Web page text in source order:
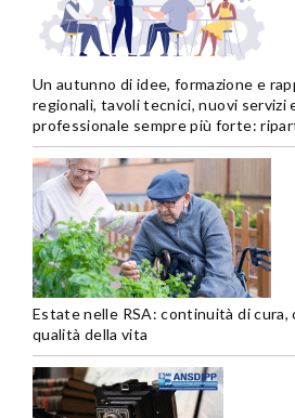
Un autunno di idee, formazione e
regionali, tavoli tecnici, nuovi servizi
professionale sempre più forte:
Estate nelle RSA: continuità di cura,
qualità della vita